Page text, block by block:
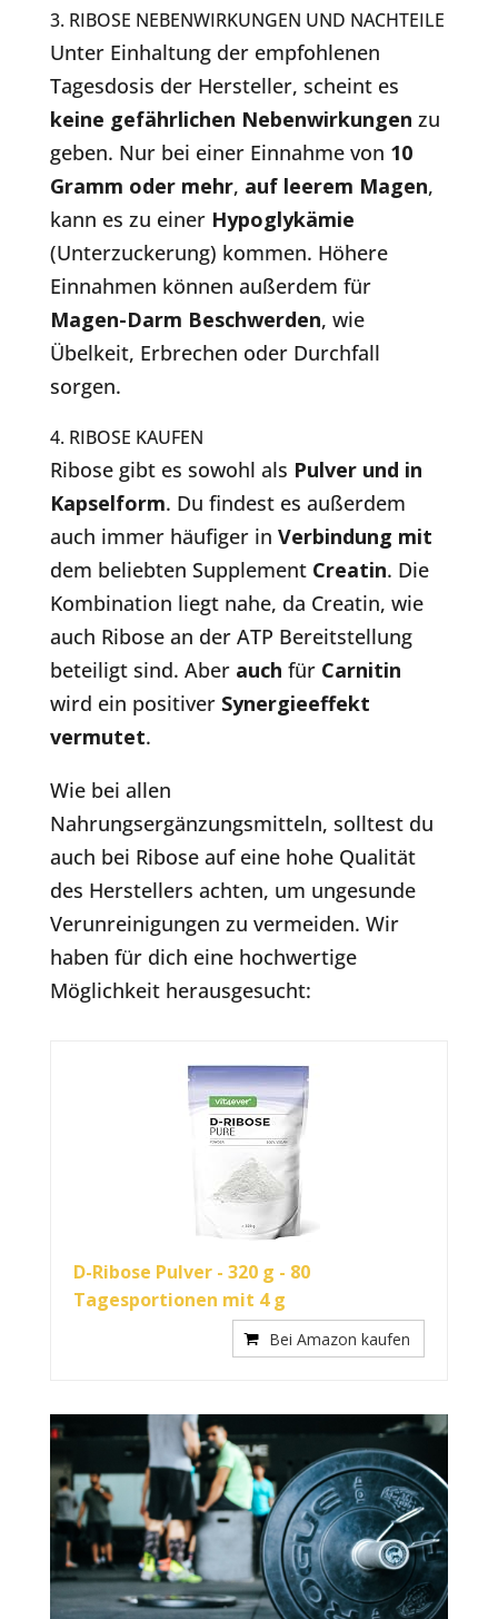
3. RIBOSE NEBENWIRKUNGEN UND NACHTEILE
Unter Einhaltung der empfohlenen
Tagesdosis der Hersteller, scheint es
keine gefährlichen Nebenwirkungen zu
geben. Nur bei einer Einnahme von 10
Gramm oder mehr, auf leerem Magen,
kann es zu einer Hypoglykämie
(Unterzuckerung) kommen. Höhere
Einnahmen können außerdem für
Magen-Darm Beschwerden, wie
Übelkeit, Erbrechen oder Durchfall
sorgen.
4. RIBOSE KAUFEN
Ribose gibt es sowohl als Pulver und in
Kapselform. Du findest es außerdem
auch immer häufiger in Verbindung mit
dem beliebten Supplement Creatin. Die
Kombination liegt nahe, da Creatin, wie
auch Ribose an der ATP Bereitstellung
beteiligt sind. Aber auch für Carnitin
wird ein positiver Synergieeffekt
vermutet.
Wie bei allen
Nahrungsergänzungsmitteln, solltest du
auch bei Ribose auf eine hohe Qualität
des Herstellers achten, um ungesunde
Verunreinigungen zu vermeiden. Wir
haben für dich eine hochwertige
Möglichkeit herausgesucht:
D-Ribose Pulver - 320 g - 80
Tagesportionen mit 4 g
Bei Amazon kaufen